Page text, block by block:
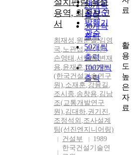
제목순
저자순
발행기
관순
20개씩
출력
30개씩
출력
50개씩
출력
100개씩
출력
설치편람 작성
용역, 최종보고
서
최재성 ,원문철,김영
국,노관섭 ,윤여환,
손영태 ,서덕원,변재
용,윤재훈,정연택
(한국건설기술연구
원),소재훈,강융길 ,
조시종,송창용,김남
조(교통개발연구
원),김대하,권기진 ,
조정석외 ,조사설계
팀(선진엔지니어링)
건설부
1989
한국건설기술연
료
활
용
도
높
은
자
료